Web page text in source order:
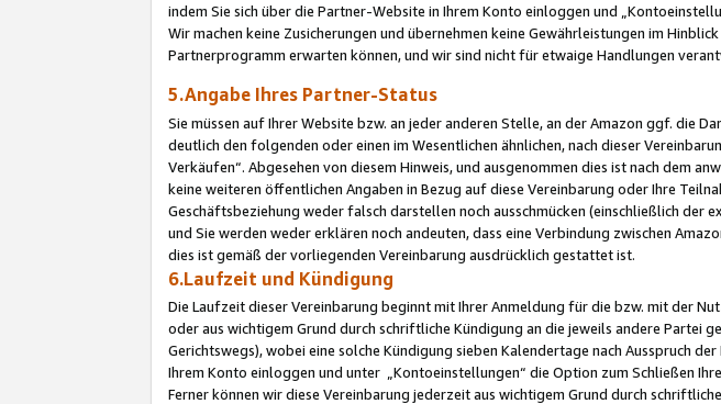
indem Sie sich über die Partner-Website in Ihrem Konto einloggen und
Wir machen keine Zusicherungen und übernehmen keine Gewährleistungen im
Partnerprogramm erwarten können, und wir sind nicht für etwaige Handlungen
5.Angabe Ihres Partner-Status
Sie müssen auf Ihrer Website bzw. an jeder anderen Stelle, an der Amazon ggf. die
deutlich den folgenden oder einen im Wesentlichen ähnlichen, nach dieser
Verkäufen“. Abgesehen von diesem Hinweis, und ausgenommen dies ist nach dem
keine weiteren öffentlichen Angaben in Bezug auf diese Vereinbarung oder Ihre
Geschäftsbeziehung weder falsch darstellen noch ausschmücken (einschließlich
und Sie werden weder erklären noch andeuten, dass eine Verbindung zwischen
dies ist gemäß der vorliegenden Vereinbarung ausdrücklich gestattet ist.
6.Laufzeit und Kündigung
Die Laufzeit dieser Vereinbarung beginnt mit Ihrer Anmeldung für die bzw. mit der
oder aus wichtigem Grund durch schriftliche Kündigung an die jeweils andere Partei
Gerichtswegs), wobei eine solche Kündigung sieben Kalendertage nach Ausspruch
Ihrem Konto einloggen und unter „Kontoeinstellungen“ die Option zum Schließen
Ferner können wir diese Vereinbarung jederzeit aus wichtigem Grund durch